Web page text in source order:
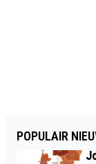
POPULAIR